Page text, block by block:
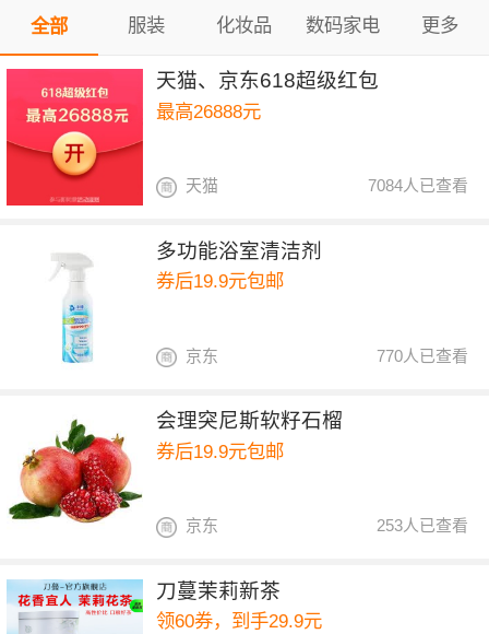
全部 服装 化妆品 数码家电 更多
天猫、京东618超级红包
最高26888元
7084人已查看
天猫
多功能浴室清洁剂
券后19.9元包邮
770人已查看
京东
会理突尼斯软籽石榴
券后19.9元包邮
253人已查看
京东
刀蔓茉莉新茶
领60券，到手29.9元